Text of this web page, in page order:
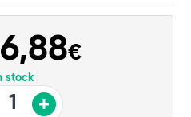
6,88€
stock